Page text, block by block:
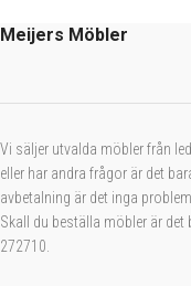
Meijers Möbler
Vi säljer utvalda möbler från
eller har andra frågor är det
avbetalning är det inga
Skall du beställa möbler är
272710.